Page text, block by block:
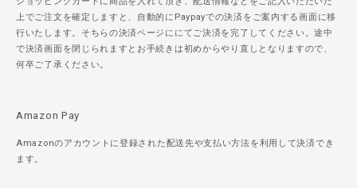
上でご注文を確定しますと、自動的にPaypayでの決済をご案内する画面に移
行いたします。そちらの決済ページににてご決済を完了してください。途中
で決済画面を閉じられますとお手続きは初めからやり直しとなりますので、
何卒ご了承ください。
Amazon Pay
Amazonのアカウントに登録された配送先や支払い方法を利用して決済でき
ます。